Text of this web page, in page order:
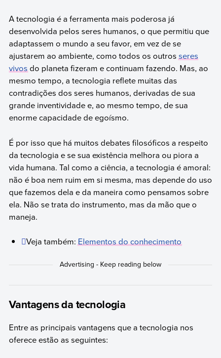
A tecnologia é a ferramenta mais poderosa já
desenvolvida pelos seres humanos, o que permitiu que
adaptassem o mundo a seu favor, em vez de se
ajustarem ao ambiente, como todos os outrosseres
vivosdo planeta fizeram e continuam fazendo. Mas, ao
mesmo tempo, a tecnologia reflete muitas das
contradições dos seres humanos, derivadas de sua
grande inventividade e, ao mesmo tempo, de sua
enorme capacidade de egoísmo.
É por isso que há muitos debates filosóficos a respeito
da tecnologia e se sua existência melhora ou piora a
vida humana. Tal como a ciência, a tecnologia é amoral:
não é boa nem ruim em si mesma, mas depende do uso
que fazemos dela e da maneira como pensamos sobre
ela. Não se trata do instrumento, mas da mão que o
maneja.
Veja também:Elementos do conhecimento
Vantagens da tecnologia
Entre as principais vantagens que a tecnologia nos
oferece estão as seguintes: